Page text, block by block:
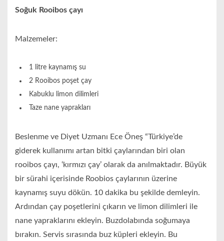
Soğuk Rooibos çayı
Malzemeler:
1 litre kaynamış su
2 Rooibos poşet çay
Kabuklu limon dilimleri
Taze nane yaprakları
Beslenme ve Diyet Uzmanı Ece Öneş “Türkiye’de
giderek kullanımı artan bitki çaylarından biri olan
rooibos çayı, ‘kırmızı çay’ olarak da anılmaktadır. Büyük
bir sürahi içerisinde Roobios çaylarının üzerine
kaynamış suyu dökün. 10 dakika bu şekilde demleyin.
Ardından çay poşetlerini çıkarın ve limon dilimleri ile
nane yapraklarını ekleyin. Buzdolabında soğumaya
bırakın. Servis sırasında buz küpleri ekleyin. Bu